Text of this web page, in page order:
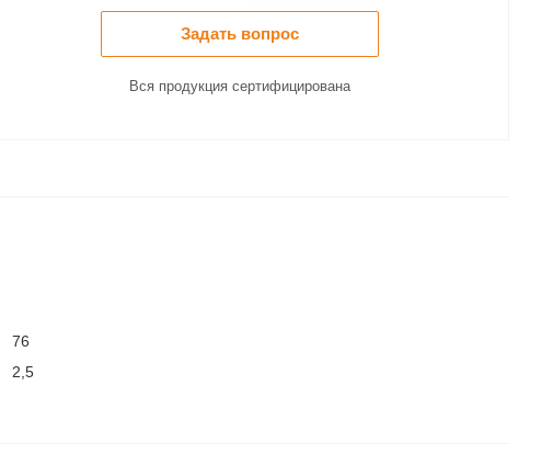
Задать вопрос
Вся продукция сертифицирована
76
2,5